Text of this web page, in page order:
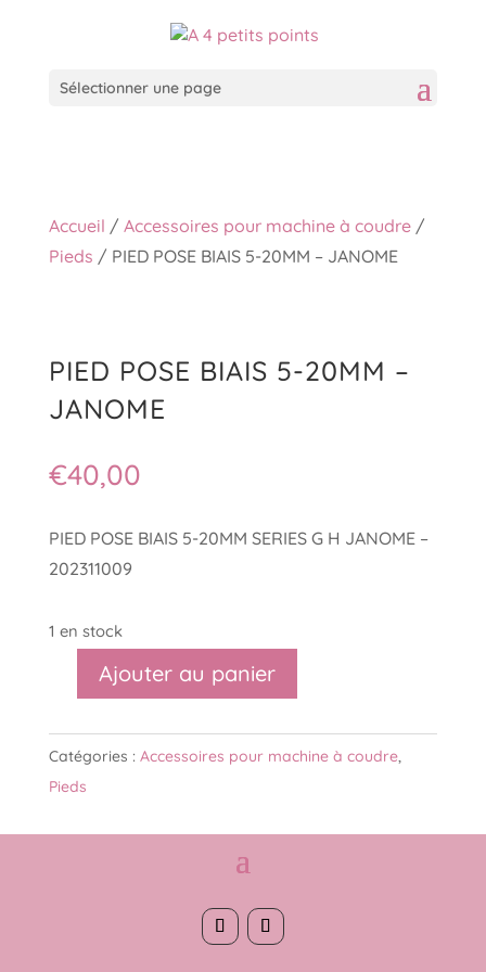
Sélectionner une page
Accueil / Accessoires pour machine à coudre/
Pieds / PIED POSE BIAIS 5-20MM – JANOME
PIED POSE BIAIS 5-20MM –
JANOME
€40,00
PIED POSE BIAIS 5-20MM SERIES G H JANOME –
202311009
1 en stock
quantité
PIED
POSE
5-
Ajouter au panier
Catégories : Accessoires pour machine à coudre,
Pieds